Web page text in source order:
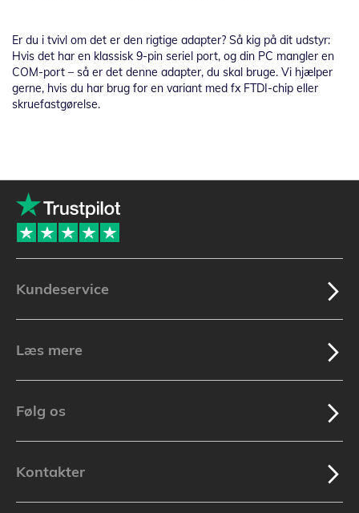
Er du i tvivl om det er den rigtige adapter? Så kig på dit udstyr:
Hvis det har en klassisk 9-pin seriel port, og din PC mangler en
COM-port – så er det denne adapter, du skal bruge. Vi hjælper
gerne, hvis du har brug for en variant med fx FTDI-chip eller
skruefastgørelse.
Kundeservice
Læs mere
Følg os
Kontakter